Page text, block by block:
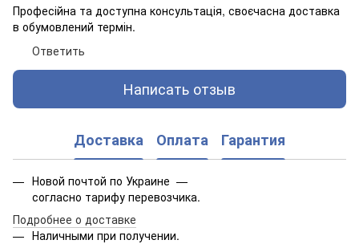
Професійна та доступна консультація, своєчасна доставка
в обумовлений термін.
Ответить
Написать отзыв
Доставка Оплата Гарантия
Новой почтой по Украине —
согласно тарифу перевозчика.
Подробнее о доставке
Наличными при получении.